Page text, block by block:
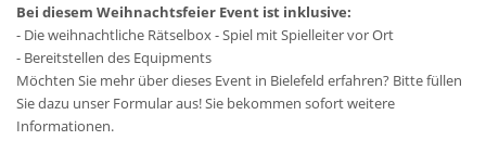
Bei diesem Weihnachtsfeier Event ist inklusive:
- Die weihnachtliche Rätselbox - Spiel mit Spielleiter vor Ort
- Bereitstellen des Equipments
Möchten Sie mehr über dieses Event in Bielefeld erfahren? Bitte füllen
Sie dazu unser Formular aus! Sie bekommen sofort weitere
Informationen.